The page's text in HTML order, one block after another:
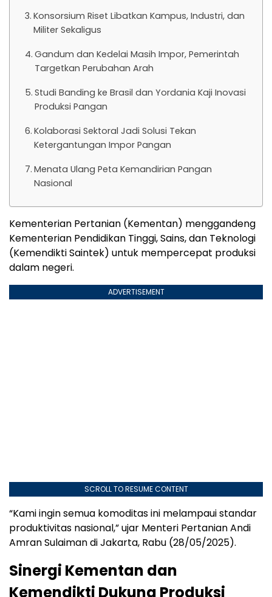
Konsorsium Riset Libatkan Kampus, Industri, dan
Militer Sekaligus
Gandum dan Kedelai Masih Impor, Pemerintah
Targetkan Perubahan Arah
Studi Banding ke Brasil dan Yordania Kaji Inovasi
Produksi Pangan
Kolaborasi Sektoral Jadi Solusi Tekan
Ketergantungan Impor Pangan
Menata Ulang Peta Kemandirian Pangan
Nasional
Kementerian Pertanian (Kementan) menggandeng
Kementerian Pendidikan Tinggi, Sains, dan Teknologi
(Kemendikti Saintek) untuk mempercepat produksi
dalam negeri.
ADVERTISEMENT
SCROLL TO RESUME CONTENT
“Kami ingin semua komoditas ini melampaui standar
produktivitas nasional,” ujar Menteri Pertanian Andi
Amran Sulaiman di Jakarta, Rabu (28/05/2025).
Sinergi Kementan dan
Kemendikti Dukung Produksi